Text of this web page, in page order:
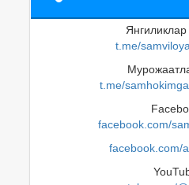
t.me/
t.me/
facebook.com/
facebook.com/